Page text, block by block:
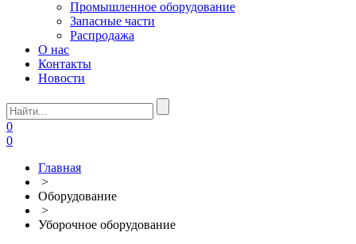
Промышленное оборудование
Запасные части
Распродажа
О нас
Контакты
Новости
0
0
Главная
>
Оборудование
>
Уборочное оборудование